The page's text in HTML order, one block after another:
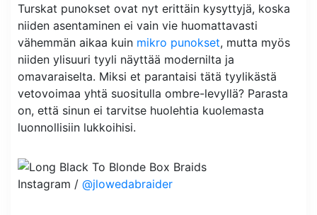
Turskat punokset ovat nyt erittäin kysyttyjä, koska
niiden asentaminen ei vain vie huomattavasti
vähemmän aikaa kuin mikro punokset, mutta myös
niiden ylisuuri tyyli näyttää modernilta ja
omavaraiselta. Miksi et parantaisi tätä tyylikästä
vetovoimaa yhtä suositulla ombre-levyllä? Parasta
on, että sinun ei tarvitse huolehtia kuolemasta
luonnollisiin lukkoihisi.
Instagram / @jlowedabraider